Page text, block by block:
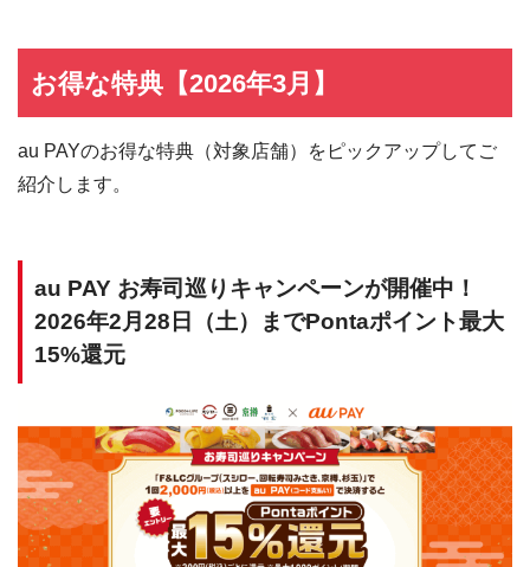
お得な特典【2026年3月】
au PAYのお得な特典（対象店舗）をピックアップしてご
紹介します。
au PAY お寿司巡りキャンペーンが開催中！
2026年2月28日（土）までPontaポイント最大
15%還元